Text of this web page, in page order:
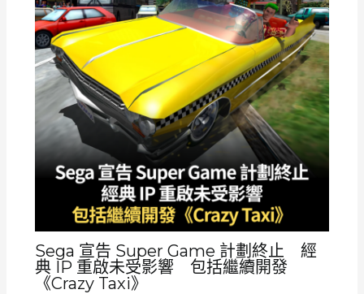
Sega 宣告 Super Game 計劃終止 經
典 IP 重啟未受影響 包括繼續開發
《Crazy Taxi》